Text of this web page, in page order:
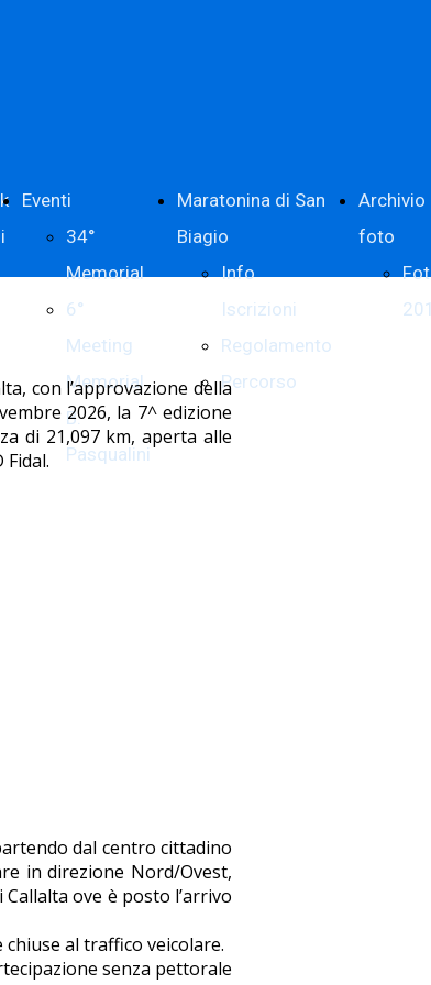
Eventi
34°
Memorial
6°
Meeting
Memorial
B.
Pasqualini
Maratonina di San
Biagio
Info
Iscrizioni
Regolamento
Percorso
Archivio
foto
con l’approvazione della
2026, la 7^ edizione
di 21,097 km, aperta alle
dal centro cittadino
in direzione Nord/Ovest,
ove è posto l’arrivo
al traffico veicolare.
senza pettorale